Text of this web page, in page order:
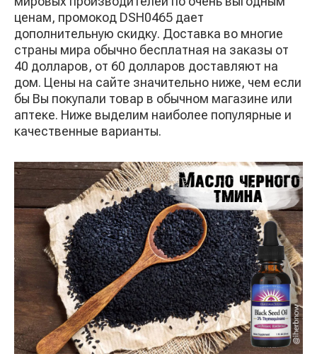
ценам, промокод DSH0465 дает
дополнительную скидку. Доставка во многие
страны мира обычно бесплатная на заказы от
40 долларов, от 60 долларов доставляют на
дом. Цены на сайте значительно ниже, чем если
бы Вы покупали товар в обычном магазине или
аптеке. Ниже выделим наиболее популярные и
качественные варианты.